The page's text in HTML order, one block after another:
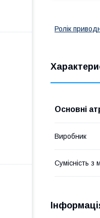
Ролік
Основні
Виробник
Сумісність з